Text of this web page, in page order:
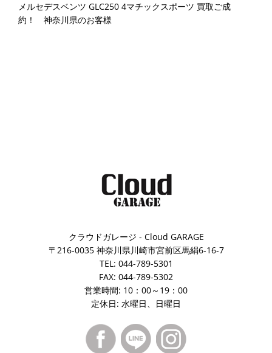
メルセデスベンツ GLC250 4マチックスポーツ 買取ご成
約！ 神奈川県のお客様
クラウドガレージ - Cloud GARAGE
〒216-0035 神奈川県川崎市宮前区馬絹6-16-7
TEL: 044-789-5301
FAX: 044-789-5302
営業時間: 10：00～19：00
定休日: 水曜日、日曜日